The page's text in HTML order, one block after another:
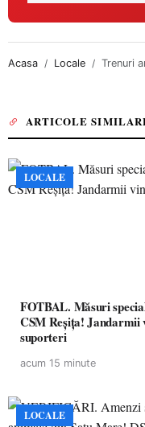
Acasa Locale Trenuri
ARTICOLE
LOCALE
FOTBAL. Măsuri
CSM Reșița! Jandarmii
suporteri
acum 15 minute
LOCALE